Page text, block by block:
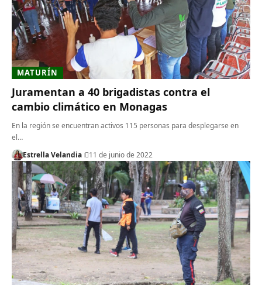
MATURÍN
Juramentan a 40 brigadistas contra el
cambio climático en Monagas
En la región se encuentran activos 115 personas para desplegarse en
el…
Estrella Velandia
11 de junio de 2022